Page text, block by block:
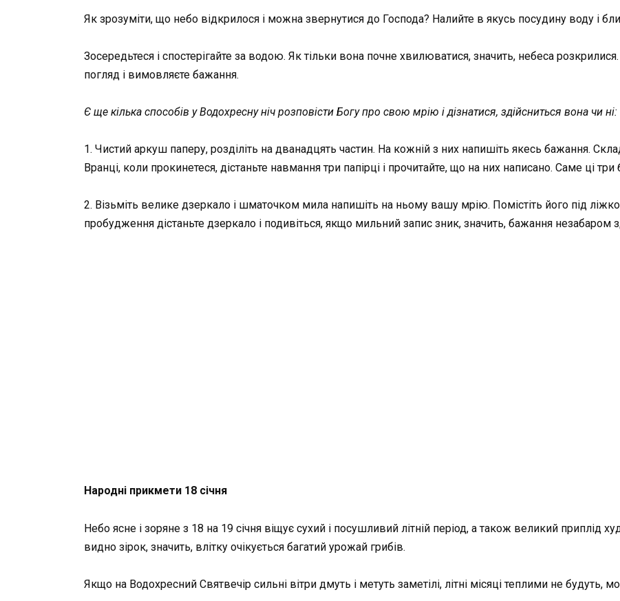
Як зрозуміти, що небо відкрилося і можна звернутися до Господа? Налийте в якусь посудину воду і
Зосередьтеся і спостерігайте за водою. Як тільки вона почне хвилюватися, значить, небеса
погляд і вимовляєте бажання.
Є ще кілька способів у Водохресну ніч розповісти Богу про свою мрію і дізнатися, здійсниться вона чи ні:
1. Чистий аркуш паперу, розділіть на дванадцять частин. На кожній з них напишіть якесь бажання.
Вранці, коли прокинетеся, дістаньте навмання три папірці і прочитайте, що на них написано. Саме ці
2. Візьміть велике дзеркало і шматочком мила напишіть на ньому вашу мрію. Помістіть його під
пробудження дістаньте дзеркало і подивіться, якщо мильний запис зник, значить, бажання незабаром
Народні прикмети 18 січня
Небо ясне і зоряне з 18 на 19 січня віщує сухий і посушливий літній період, а також великий приплід
видно зірок, значить, влітку очікується багатий урожай грибів.
Якщо на Водохресний Святвечір сильні вітри дмуть і метуть заметілі, літні місяці теплими не будуть,